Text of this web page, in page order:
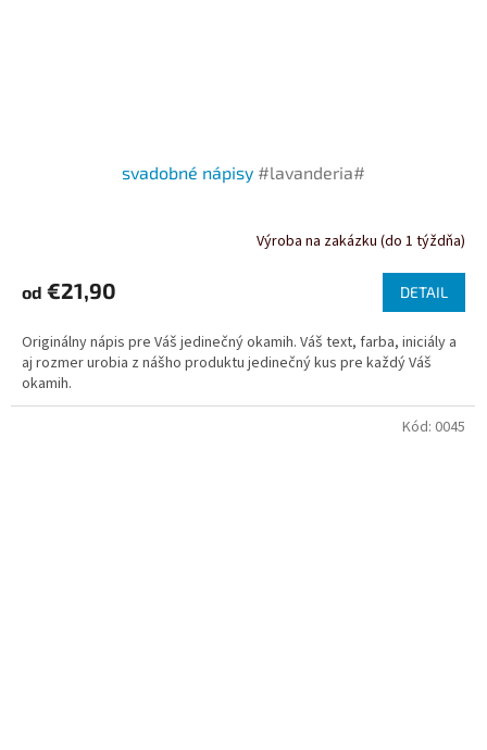
svadobné nápisy #lavanderia#
Výroba na zakázku (do 1 týždňa)
od €21,90 DETAIL
Originálny nápis pre Váš jedinečný okamih. Váš text, farba, iniciály a
aj rozmer urobia z nášho produktu jedinečný kus pre každý Váš
okamih.
Kód: 0045